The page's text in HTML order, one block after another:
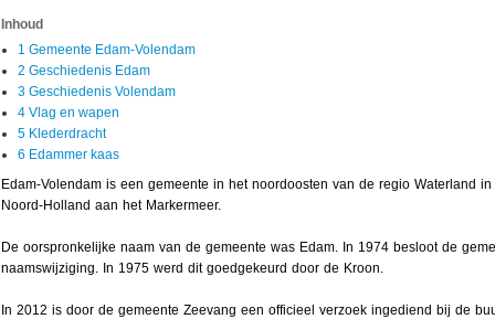
Inhoud
1 Gemeente Edam-Volendam
2 Geschiedenis Edam
3 Geschiedenis Volendam
4 Vlag en wapen
5 Klederdracht
6 Edammer kaas
Edam-Volendam is een gemeente in het noordoosten van de regio Waterland
Noord-Holland aan het Markermeer.
De oorspronkelijke naam van de gemeente was Edam. In 1974 besloot de
naamswijziging. In 1975 werd dit goedgekeurd door de Kroon.
In 2012 is door de gemeente Zeevang een officieel verzoek ingediend bij de